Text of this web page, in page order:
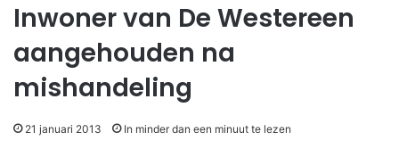
Inwoner van De Westereen
aangehouden na
mishandeling
21 januari 2013 In minder dan een minuut te lezen